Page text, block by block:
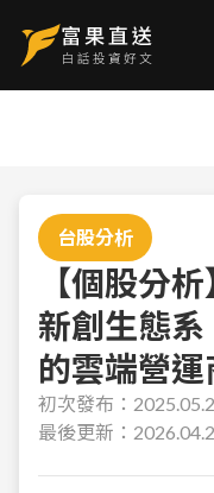
台股分析
【個股分
新創生態
的雲端營運
初次發布：
最後更新：